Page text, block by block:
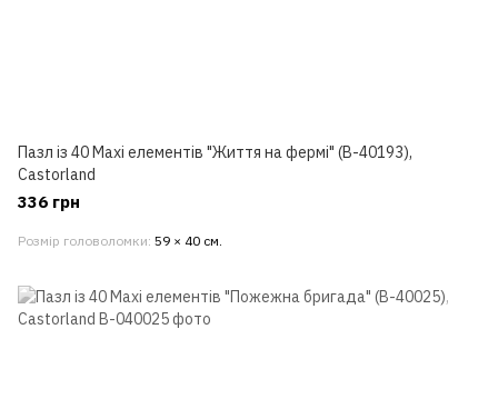
Пазл із 40 Maxi елементів "Життя на фермі" (B-40193),
Castorland
336 грн
Розмір головоломки 59 × 40 см.